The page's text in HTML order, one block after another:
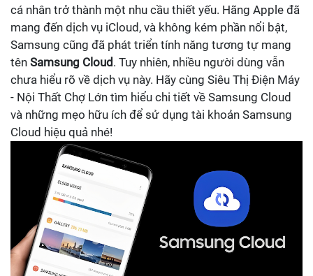
cá nhân trở thành một nhu cầu thiết yếu. Hãng Apple đã
mang đến dịch vụ iCloud, và không kém phần nổi bật,
Samsung cũng đã phát triển tính năng tương tự mang
tên Samsung Cloud . Tuy nhiên, nhiều người dùng vẫn
chưa hiểu rõ về dịch vụ này. Hãy cùng Siêu Thị Điện Máy
- Nội Thất Chợ Lớn tìm hiểu chi tiết về Samsung Cloud
và những mẹo hữu ích để sử dụng tài khoản Samsung
Cloud hiệu quả nhé!